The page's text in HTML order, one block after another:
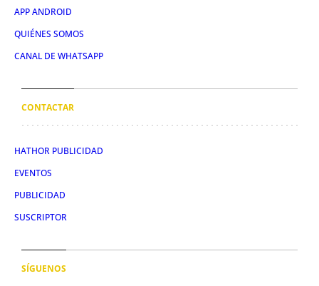
APP ANDROID
QUIÉNES SOMOS
CANAL DE WHATSAPP
CONTACTAR
HATHOR PUBLICIDAD
EVENTOS
PUBLICIDAD
SUSCRIPTOR
SÍGUENOS